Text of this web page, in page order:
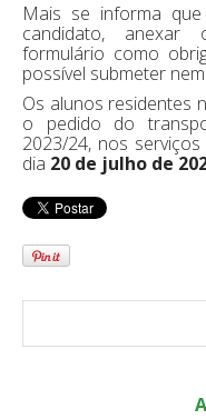
Mais se informa
candidato, anexar
formulário como
possível submeter
Os alunos residentes
o pedido do
2023/24, nos
dia 20 de julho de